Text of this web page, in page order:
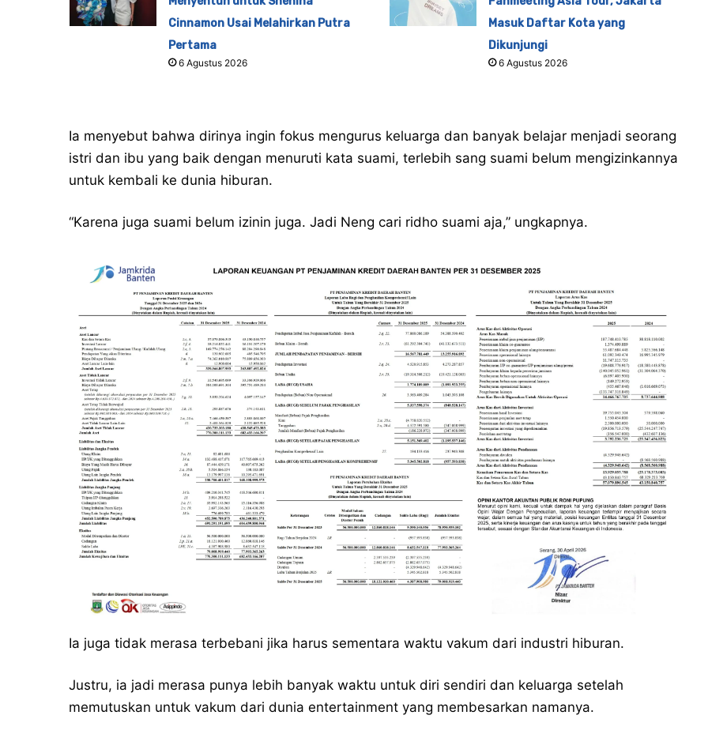
Cinnamon Usai Melahirkan Putra
Pertama
6 Agustus 2026
Masuk Daftar Kota yang
Dikunjungi
6 Agustus 2026
Ia menyebut bahwa dirinya ingin fokus mengurus keluarga dan banyak belajar menjadi seorang
istri dan ibu yang baik dengan menuruti kata suami, terlebih sang suami belum mengizinkannya
untuk kembali ke dunia hiburan.
“Karena juga suami belum izinin juga. Jadi Neng cari ridho suami aja,” ungkapnya.
Ia juga tidak merasa terbebani jika harus sementara waktu vakum dari industri hiburan.
Justru, ia jadi merasa punya lebih banyak waktu untuk diri sendiri dan keluarga setelah
memutuskan untuk vakum dari dunia entertainment yang membesarkan namanya.